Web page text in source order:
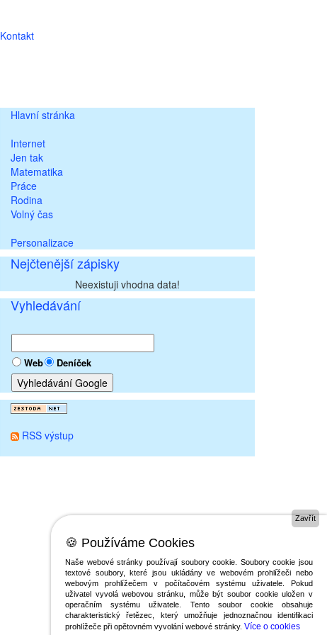
Kontakt
Hlavní stránka
Internet
Jen tak
Matematika
Práce
Rodina
Volný čas
Personalizace
Nejčtenější zápisky
Neexistuji vhodna data!
Vyhledávání
Web Deníček
RSS výstup
Zavřít
🍪 Používáme Cookies
Naše webové stránky používají soubory cookie. Soubory cookie jsou
textové soubory, které jsou ukládány ve webovém prohlížeči nebo
webovým prohlížečem v počítačovém systému uživatele. Pokud
uživatel vyvolá webovou stránku, může být soubor cookie uložen v
operačním systému uživatele. Tento soubor cookie obsahuje
charakteristický řetězec, který umožňuje jednoznačnou identifikaci
prohlížeče při opětovném vyvolání webové stránky. Více o cookies